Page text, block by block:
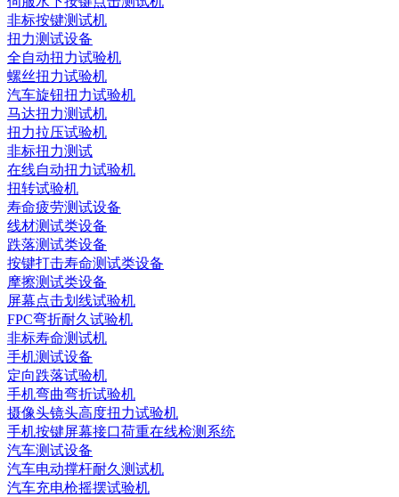
非标按键测试机
扭力测试设备
全自动扭力试验机
螺丝扭力试验机
汽车旋钮扭力试验机
马达扭力测试机
扭力拉压试验机
非标扭力测试
在线自动扭力试验机
扭转试验机
寿命疲劳测试设备
线材测试类设备
跌落测试类设备
按键打击寿命测试类设备
摩擦测试类设备
屏幕点击划线试验机
FPC弯折耐久试验机
非标寿命测试机
手机测试设备
定向跌落试验机
手机弯曲弯折试验机
摄像头镜头高度扭力试验机
手机按键屏幕接口荷重在线检测系统
汽车测试设备
汽车电动撑杆耐久测试机
汽车充电枪摇摆试验机